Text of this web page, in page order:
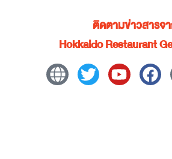
ติดตามข่าวสารจ
Hokkaido Restaurant